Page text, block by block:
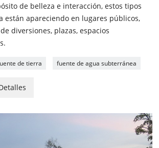
de belleza e interacción, estos tipos
están apareciendo en lugares públicos,
diversiones, plazas, espacios
de tierra fuente de agua subterránea